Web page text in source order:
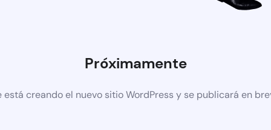
Próximamente
está creando el nuevo sitio WordPress y se publicará en